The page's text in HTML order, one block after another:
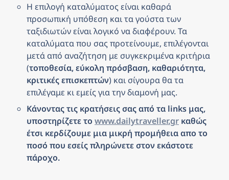
Η επιλογή καταλύματος είναι καθαρά
προσωπική υπόθεση και τα γούστα των
ταξιδιωτών είναι λογικό να διαφέρουν. Τα
καταλύματα που σας προτείνουμε, επιλέγονται
μετά από αναζήτηση με συγκεκριμένα κριτήρια
(τοποθεσία, εύκολη πρόσβαση, καθαριότητα,
κριτικές επισκεπτών) και σίγουρα θα τα
επιλέγαμε κι εμείς για την διαμονή μας.
Κάνοντας τις κρατήσεις σας από τα links μας,
υποστηρίζετε το www.dailytraveller.gr καθώς
έτσι κερδίζουμε μια μικρή προμήθεια απο το
ποσό που εσείς πληρώνετε στον εκάστοτε
πάροχο.